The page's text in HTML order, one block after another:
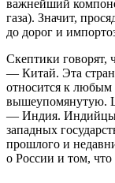
важнейший
газа). Значит,
до дорог и
Скептики говорят,
— Китай. Эта
относится к
вышеупомянутую.
— Индия. Индийцы
западных
прошлого и
о России и том, что